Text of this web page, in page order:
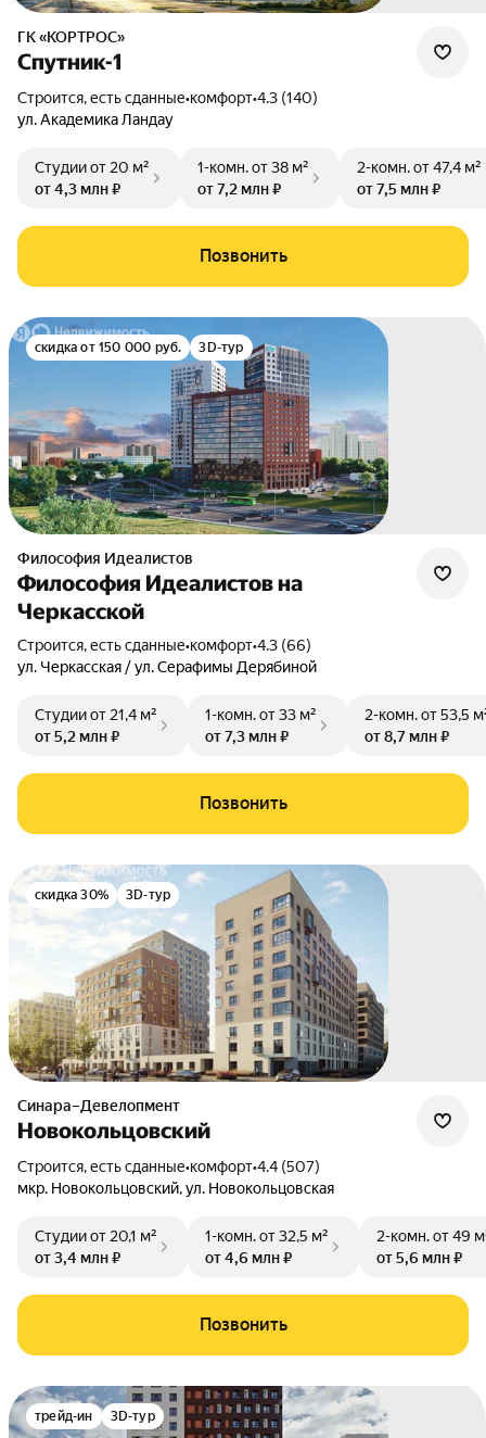
ГК «КОРТРОС»
Спутник-1
Строится, есть сданные•комфорт•4.3 (140)
ул. Академика Ландау
Студииот 20 м²
от 4,3 млн ₽
1-комн.от 38 м²
от 7,2 млн ₽
2-комн.от 47,4 м²
от 7,5 млн ₽
Позвонить
скидка от 150 000 руб. 3D-тур
Философия Идеалистов
Философия Идеалистов на
Черкасской
Строится, есть сданные•комфорт•4.3 (66)
ул. Черкасская / ул. Серафимы Дерябиной
Студииот 21,4 м²
от 5,2 млн ₽
1-комн.от 33 м²
от 7,3 млн ₽
2-комн.от 53,5
от 8,7 млн ₽
Позвонить
скидка 30% 3D-тур
Синара–Девелопмент
Новокольцовский
Строится, есть сданные•комфорт•4.4 (507)
мкр. Новокольцовский,ул. Новокольцовская
Студииот 20,1 м²
от 3,4 млн ₽
1-комн.от 32,5 м²
от 4,6 млн ₽
2-комн.от 49
от 5,6 млн ₽
Позвонить
трейд-ин 3D-тур